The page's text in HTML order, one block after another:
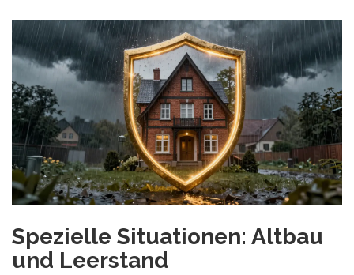
Spezielle Situationen: Altbau
und Leerstand